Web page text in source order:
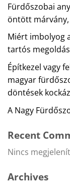
Fürdőszobai
öntött
Miért imbolyog
tartós megoldás
Építkezel vagy
magyar
döntések
A Nagy
Recent
Nincs
Archives